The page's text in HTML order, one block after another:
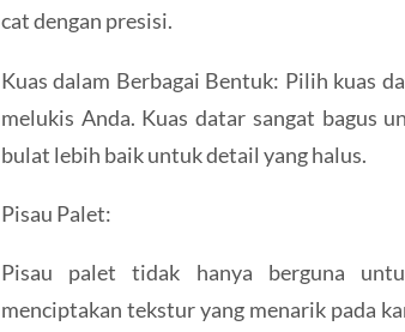
cat dengan presisi.
Kuas dalam Berbagai Bentuk: Pilih kuas
melukis Anda. Kuas datar sangat bagus
bulat lebih baik untuk detail yang halus.
Pisau Palet:
Pisau palet tidak hanya berguna
menciptakan tekstur yang menarik pada